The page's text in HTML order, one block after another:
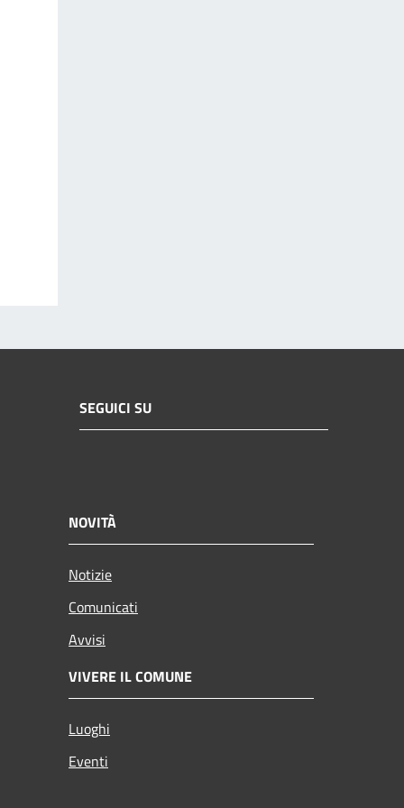
SEGUICI SU
NOVITÀ
Notizie
Comunicati
Avvisi
VIVERE IL COMUNE
Luoghi
Eventi